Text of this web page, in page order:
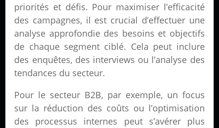
priorités et défis. Pour maximiser l’efficacité
des campagnes, il est crucial d’effectuer une
analyse approfondie des besoins et objectifs
de chaque segment ciblé. Cela peut inclure
des enquêtes, des interviews ou l’analyse des
tendances du secteur.
Pour le secteur B2B, par exemple, un focus
sur la réduction des coûts ou l’optimisation
des processus internes peut s’avérer plus